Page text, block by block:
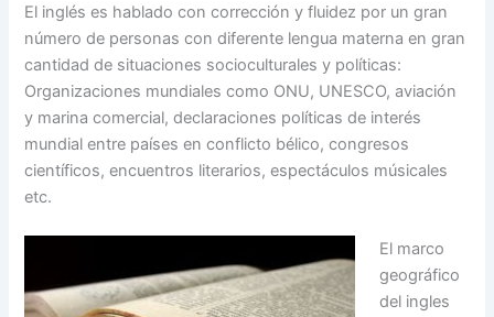
El inglés es hablado con corrección y fluidez por un gran
número de personas con diferente lengua materna en gran
cantidad de situaciones socioculturales y políticas:
Organizaciones mundiales como ONU, UNESCO, aviación
y marina comercial, declaraciones políticas de interés
mundial entre países en conflicto bélico, congresos
científicos, encuentros literarios, espectáculos músicales
etc.
El marco
geográfico
del ingles